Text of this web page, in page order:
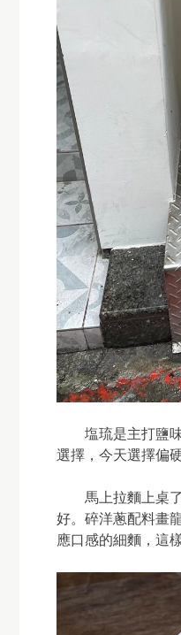
塩琉是主打鹽味
選擇，今天選擇偏
馬上拉麵上桌了
好。碎洋蔥配料畫
應口感的細麵，這